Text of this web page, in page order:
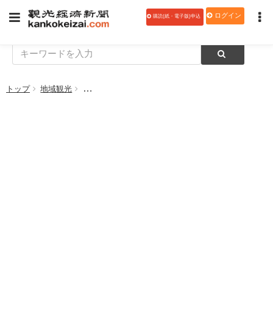
購読(紙・電子版)申込 ログイン
トップ 地域観光 【データ】神戸市「2017年度観光入込客数及び観